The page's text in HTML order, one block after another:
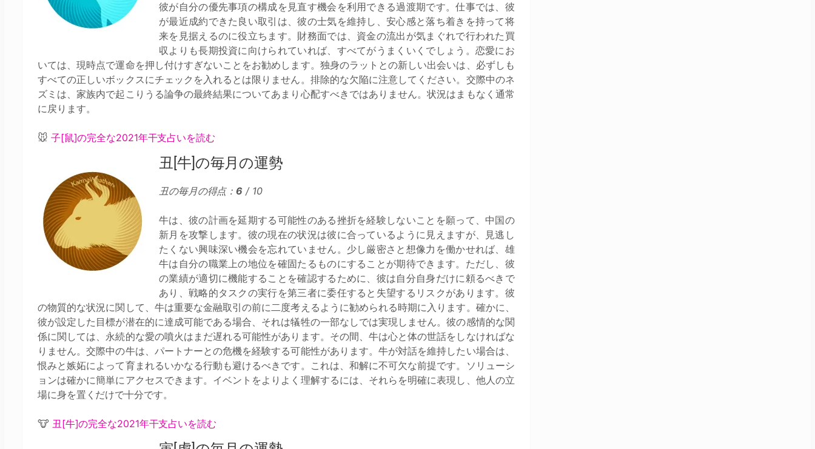
彼が自分の優先事項の構成を見直す機会を利用できる過渡期です。仕事では、彼
が最近成約できた良い取引は、彼の士気を維持し、安心感と落ち着きを持って将
来を見据えるのに役立ちます。財務面では、資金の流出が気まぐれで行われた買
収よりも長期投資に向けられていれば、すべてがうまくいくでしょう。恋愛にお
いては、現時点で運命を押し付けすぎないことをお勧めします。独身のラットとの新しい出会いは、必ずしも
すべての正しいボックスにチェックを入れるとは限りません。排除的な欠陥に注意してください。交際中のネ
ズミは、家族内で起こりうる論争の最終結果についてあまり心配すべきではありません。状況はまもなく通常
に戻ります。
🐭 子[鼠]の完全な2021年干支占いを読む
丑[牛]の毎月の運勢
丑の毎月の得点： 6 / 10
牛は、彼の計画を延期する可能性のある挫折を経験しないことを願って、中国の
新月を攻撃します。彼の現在の状況は彼に合っているように見えますが、見逃し
たくない興味深い機会を忘れていません。少し厳密さと想像力を働かせれば、雄
牛は自分の職業上の地位を確固たるものにすることが期待できます。ただし、彼
の業績が適切に機能することを確認するために、彼は自分自身だけに頼るべきで
あり、戦略的タスクの実行を第三者に委任すると失望するリスクがあります。彼
の物質的な状況に関して、牛は重要な金融取引の前に二度考えるように勧められる時期に入ります。確かに、
彼が設定した目標が潜在的に達成可能である場合、それは犠牲の一部なしでは実現しません。彼の感情的な関
係に関しては、永続的な愛の噴火はまだ遅れる可能性があります。その間、牛は心と体の世話をしなければな
りません。交際中の牛は、パートナーとの危機を経験する可能性があります。牛が対話を維持したい場合は、
恨みと嫉妬によって育まれるいかなる行動も避けるべきです。これは、和解に不可欠な前提です。ソリューシ
ョンは確かに簡単にアクセスできます。イベントをよりよく理解するには、それらを明確に表現し、他人の立
場に身を置くだけで十分です。
🐮 丑[牛]の完全な2021年干支占いを読む